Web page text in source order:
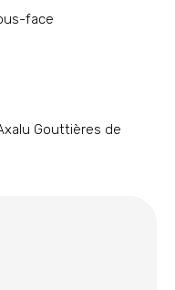
face
Gouttières de